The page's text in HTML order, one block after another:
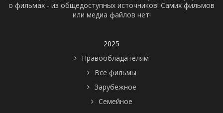
о фильмах - из общедоступных источников! Самих фильмов
или медиа файлов нет!
2025
Правообладателям
Все фильмы
Зарубежное
Семейное